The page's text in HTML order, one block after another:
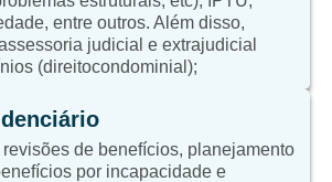
entre outros. Além disso,
judicial e extrajudicial
(direitocondominial);
de benefícios, planejamento
por incapacidade e